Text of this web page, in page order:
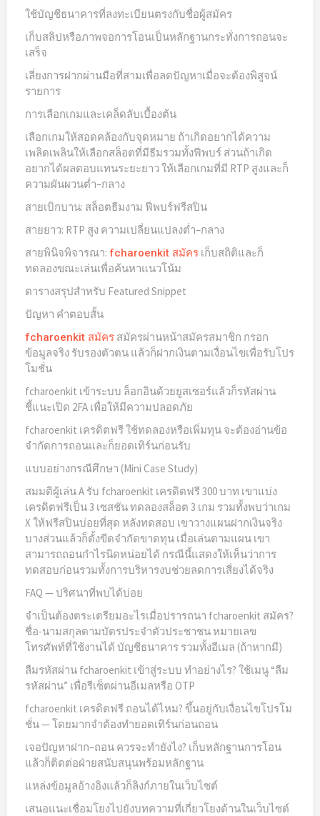
ใช้บัญชีธนาคารที่ลงทะเบียนตรงกับชื่อผู้สมัคร
เก็บสลิปหรือภาพจอการโอนเป็นหลักฐานกระทั่งการถอนจะ
เสร็จ
เลี่ยงการฝากผ่านมือที่สามเพื่อลดปัญหาเมื่อจะต้องพิสูจน์
รายการ
การเลือกเกมและเคล็ดลับเบื้องต้น
เลือกเกมให้สอดคล้องกับจุดหมาย ถ้าเกิดอยากได้ความ
เพลิดเพลินให้เลือกสล็อตที่มีธีมรวมทั้งฟีพบร์ ส่วนถ้าเกิด
อยากได้ผลตอบแทนระยะยาว ให้เลือกเกมที่มี RTP สูงและก็
ความผันผวนต่ำ–กลาง
สายเบิกบาน: สล็อตธีมงาม ฟีพบร์ฟรีสปิน
สายยาว: RTP สูง ความเปลี่ยนแปลงต่ำ–กลาง
สายพินิจพิจารณา: fcharoenkit สมัคร เก็บสถิติและก็
ทดลองขณะเล่นเพื่อค้นหาแนวโน้ม
ตารางสรุปสำหรับ Featured Snippet
ปัญหา คำตอบสั้น
fcharoenkit สมัคร สมัครผ่านหน้าสมัครสมาชิก กรอก
ข้อมูลจริง รับรองตัวตน แล้วก็ฝากเงินตามเงื่อนไขเพื่อรับโปร
โมชั่น
fcharoenkit เข้าระบบ ล็อกอินด้วยยูสเซอร์แล้วก็รหัสผ่าน
ชี้แนะเปิด 2FA เพื่อให้มีความปลอดภัย
fcharoenkit เครดิตฟรี ใช้ทดลองหรือเพิ่มทุน จะต้องอ่านข้อ
จำกัดการถอนและก็ยอดเทิร์นก่อนรับ
แบบอย่างกรณีศึกษา (Mini Case Study)
สมมติผู้เล่น A รับ fcharoenkit เครดิตฟรี 300 บาท เขาแบ่ง
เครดิตฟรีเป็น 3 เซสชัน ทดลองสล็อต 3 เกม รวมทั้งพบว่าเกม
X ให้ฟรีสปินบ่อยที่สุด หลังทดสอบ เขาวางแผนฝากเงินจริง
บางส่วนแล้วก็ตั้งขีดจำกัดขาดทุน เมื่อเล่นตามแผน เขา
สามารถถอนกำไรนิดหน่อยได้ กรณีนี้แสดงให้เห็นว่าการ
ทดสอบก่อนรวมทั้งการบริหารงบช่วยลดการเสี่ยงได้จริง
FAQ — ปริศนาที่พบได้บ่อย
จำเป็นต้องตระเตรียมอะไรเมื่อปรารถนา fcharoenkit สมัคร?
ชื่อ-นามสกุลตามบัตรประจำตัวประชาชน หมายเลข
โทรศัพท์ที่ใช้งานได้ บัญชีธนาคาร รวมทั้งอีเมล (ถ้าหากมี)
ลืมรหัสผ่าน fcharoenkit เข้าสู่ระบบ ทำอย่างไร? ใช้เมนู “ลืม
รหัสผ่าน” เพื่อรีเซ็ตผ่านอีเมลหรือ OTP
fcharoenkit เครดิตฟรี ถอนได้ไหม? ขึ้นอยู่กับเงื่อนไขโปรโม
ชั่น — โดยมากจำต้องทำยอดเทิร์นก่อนถอน
เจอปัญหาฝาก–ถอน ควรจะทำยังไง? เก็บหลักฐานการโอน
แล้วก็ติดต่อฝ่ายสนับสนุนพร้อมหลักฐาน
แหล่งข้อมูลอ้างอิงแล้วก็ลิงก์ภายในเว็บไซต์
เสนอแนะเชื่อมโยงไปยังบทความที่เกี่ยวโยงด้านในเว็บไซต์